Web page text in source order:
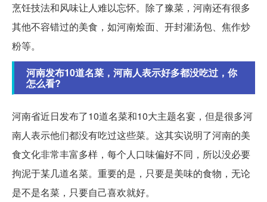
烹饪技法和风味让人难以忘怀。除了豫菜，河南还有很多
其他不容错过的美食，如河南烩面、开封灌汤包、焦作炒
粉等。
河南发布10道名菜，河南人表示好多都没吃过，你
怎么看?
河南省近日发布了10道名菜和10大主题名宴，但是很多河
南人表示他们都没有吃过这些菜。这其实说明了河南的美
食文化非常丰富多样，每个人口味偏好不同，所以没必要
拘泥于某几道名菜。重要的是，只要是美味的食物，无论
是不是名菜，只要自己喜欢就好。